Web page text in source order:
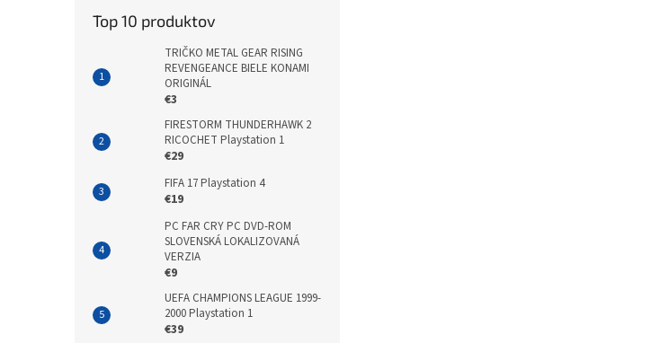
Top 10 produktov
TRIČKO METAL GEAR RISING
REVENGEANCE BIELE KONAMI
ORIGINÁL
€3
FIRESTORM THUNDERHAWK 2
RICOCHET Playstation 1
€29
FIFA 17 Playstation 4
€19
PC FAR CRY PC DVD-ROM
SLOVENSKÁ LOKALIZOVANÁ
VERZIA
€9
UEFA CHAMPIONS LEAGUE 1999-
2000 Playstation 1
€39